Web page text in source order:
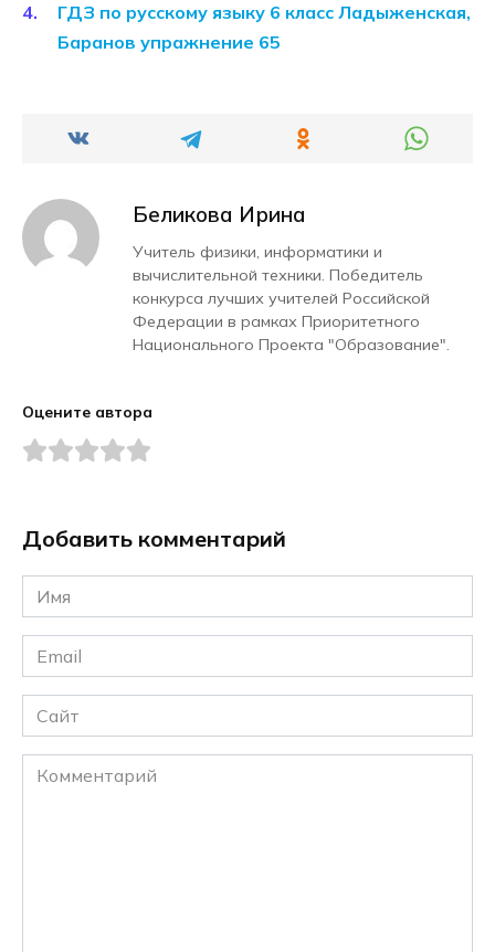
ГДЗ по русскому языку 6 класс Ладыженская,
Баранов упражнение 65
Беликова Ирина
Учитель физики, информатики и
вычислительной техники. Победитель
конкурса лучших учителей Российской
Федерации в рамках Приоритетного
Национального Проекта "Образование".
Оцените автора
Добавить комментарий
Имя
*
Email
*
Сайт
Комментарий